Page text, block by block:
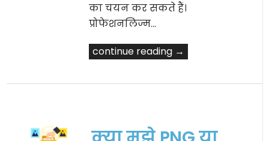
का चयन कर सकते हैं।
प्रोफेशनलिज्म…
continue reading →